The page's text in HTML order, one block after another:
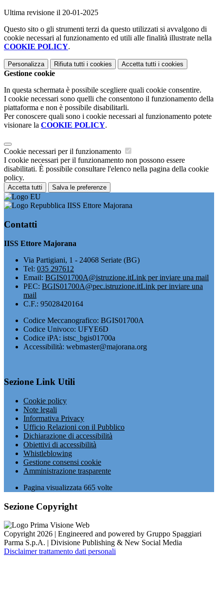
Ultima revisione il 20-01-2025
Questo sito o gli strumenti terzi da questo utilizzati si avvalgono di
cookie necessari al funzionamento ed utili alle finalità illustrate nella
COOKIE POLICY.
Personalizza Rifiuta tutti i cookies Accetta tutti i cookies
Gestione cookie
In questa schermata è possibile scegliere quali cookie consentire.
I cookie necessari sono quelli che consentono il funzionamento della
piattaforma e non è possibile disabilitarli.
Per conoscere quali sono i cookie necessari al funzionamento potete
visionare la COOKIE POLICY.
Cookie necessari per il funzionamento
I cookie necessari per il funzionamento non possono essere
disabilitati. È possibile consultare l'elenco nella pagina della cookie
policy.
Accetta tutti Salva le preferenze
IISS Ettore Majorana
Contatti
IISS Ettore Majorana
Via Partigiani, 1 - 24068 Seriate (BG)
Tel: 035 297612
Email: BGIS01700A@istruzione.itLink per inviare una mail
PEC: BGIS01700A@pec.istruzione.itLink per inviare una
mail
C.F.: 95028420164
Codice Meccanografico: BGIS01700A
Codice Univoco: UFYE6D
Codice iPA: istsc_bgis01700a
Accessibilità: webmaster@majorana.org
Sezione Link Utili
Cookie policy
Note legali
Informativa Privacy
Ufficio Relazioni con il Pubblico
Dichiarazione di accessibilità
Obiettivi di accessibilità
Whistleblowing
Gestione consensi cookie
Amministrazione trasparente
Pagina visualizzata 665 volte
Sezione Copyright
Copyright 2026 | Engineered and powered by Gruppo Spaggiari
Parma S.p.A. | Divisione Publishing & New Social Media
Disclaimer trattamento dati personali